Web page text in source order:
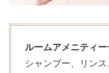
ルームアメニティー
シャンプー、リン